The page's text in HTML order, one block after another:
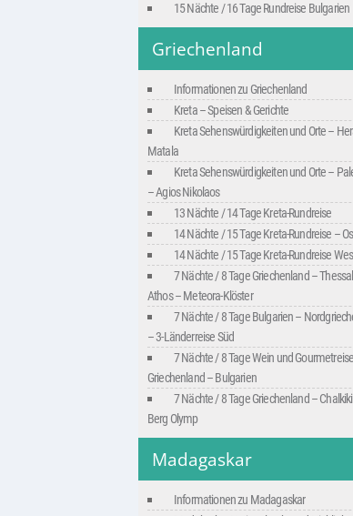
15 Nächte / 16 Tage Rundreise Bulgarien
Griechenland
Informationen zu Griechenland
Kreta – Speisen & Gerichte
Kreta Sehenswürdigkeiten und Orte –
Matala
Kreta Sehenswürdigkeiten und Orte –
– Agios Nikolaos
13 Nächte / 14 Tage Kreta-Rundreise
14 Nächte / 15 Tage Kreta-Rundreise –
14 Nächte / 15 Tage Kreta-Rundreise
7 Nächte / 8 Tage Griechenland –
Athos – Meteora-Klöster
7 Nächte / 8 Tage Bulgarien –
– 3-Länderreise Süd
7 Nächte / 8 Tage Wein und
Griechenland – Bulgarien
7 Nächte / 8 Tage Griechenland –
Berg Olymp
Madagaskar
Informationen zu Madagaskar